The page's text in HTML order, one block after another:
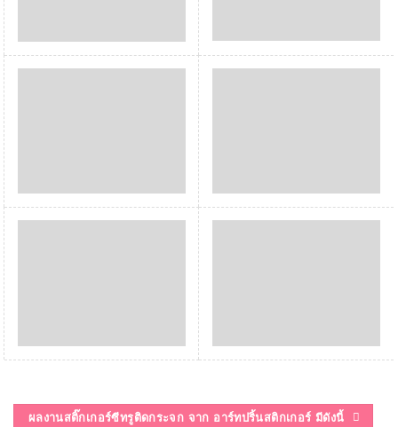
ผลงานสติ๊กเกอร์ซีทรูติดกระจก จาก อาร์ทปริ้นสติกเกอร์ มีดังนี้